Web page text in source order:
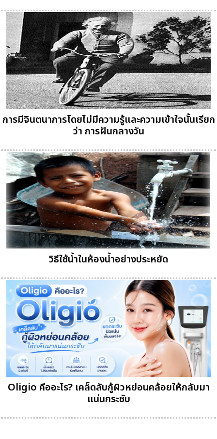
การมีจินตนาการโดยไม่มีความรู้และความเข้าใจนั้นเรียก
ว่า การฝันกลางวัน
วิธีใช้น้ำในห้องน้ำอย่างประหยัด
Oligio คืออะไร? เคล็ดลับกู้ผิวหย่อนคล้อยให้กลับมา
แน่นกระชับ